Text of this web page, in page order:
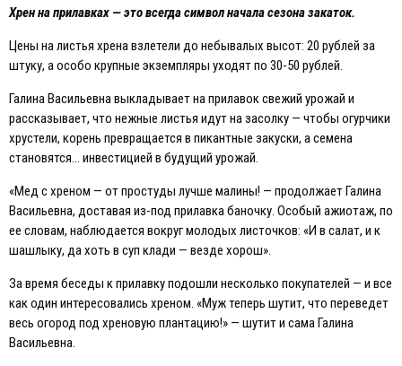
Хрен на прилавках — это всегда символ начала сезона закаток.
Цены на листья хрена взлетели до небывалых высот: 20 рублей за
штуку, а особо крупные экземпляры уходят по 30-50 рублей.
Галина Васильевна выкладывает на прилавок свежий урожай и
рассказывает, что нежные листья идут на засолку — чтобы огурчики
хрустели, корень превращается в пикантные закуски, а семена
становятся… инвестицией в будущий урожай.
«Мед с хреном — от простуды лучше малины! — продолжает Галина
Васильевна, доставая из-под прилавка баночку. Особый ажиотаж, по
ее словам, наблюдается вокруг молодых листочков: «И в салат, и к
шашлыку, да хоть в суп клади — везде хорош».
За время беседы к прилавку подошли несколько покупателей — и все
как один интересовались хреном. «Муж теперь шутит, что переведет
весь огород под хреновую плантацию!» — шутит и сама Галина
Васильевна.